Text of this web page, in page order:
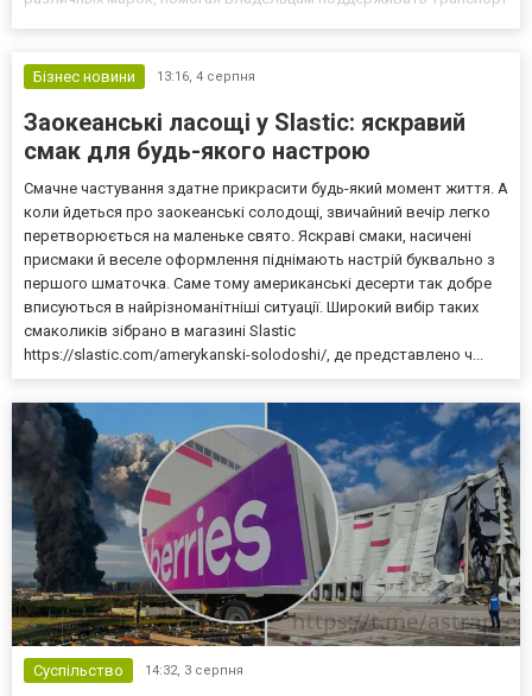
Бізнес новини
13:16, 4 серпня
Заокеанські ласощі у Slastic: яскравий
смак для будь-якого настрою
Смачне частування здатне прикрасити будь-який момент життя. А
коли йдеться про заокеанські солодощі, звичайний вечір легко
перетворюється на маленьке свято. Яскраві смаки, насичені
присмаки й веселе оформлення піднімають настрій буквально з
першого шматочка. Саме тому американські десерти так добре
вписуються в найрізноманітніші ситуації. Широкий вибір таких
смаколиків зібрано в магазині Slastic
https://slastic.com/amerykanski-solodoshi/, де представлено ч...
Суспільство 14:32, 3 серпня